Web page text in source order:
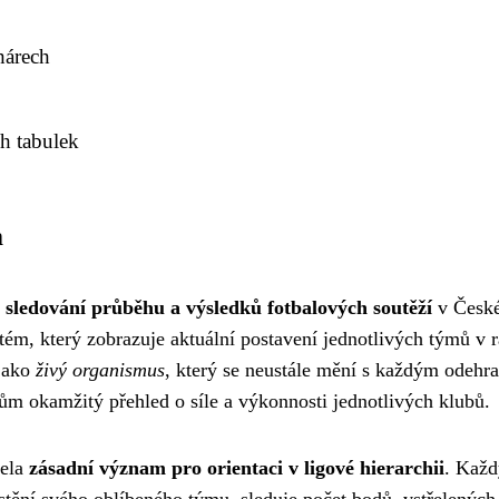
tabulek
průběhu a výsledků fotbalových soutěžív
který zobrazuje aktuální postavení jednotlivých týmů v
živý organismus, který se neustále mění s každým
okamžitý přehled o síle a výkonnosti jednotlivých klubů.
zásadní význam pro orientaci v ligové hierarchii.